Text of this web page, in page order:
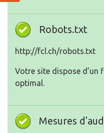
Robots.txt
http://fcl.ch/robots.txt
Votre site dispose d’un
optimal.
Mesures